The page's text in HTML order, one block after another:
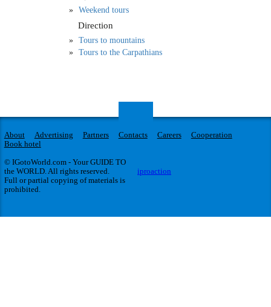
Weekend tours
Direction
Tours to mountains
Tours to the Carpathians
About Advertising Partners Contacts Careers
Cooperation
Book hotel
© IGotoWorld.com - Your GUIDE TO
the WORLD. All rights reserved.
Full or partial copying of materials is
prohibited.
iproaction